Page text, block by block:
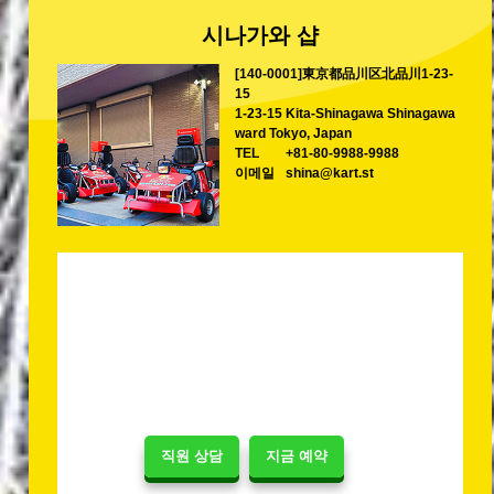
직원 상담 지금 예약
시나가와 샵
[140-0001]東京都品川区北品川1-23-
15
1-23-15 Kita-Shinagawa Shinagawa
ward Tokyo, Japan
TEL
+81-80-9988-9988
이메일
shina@kart.st